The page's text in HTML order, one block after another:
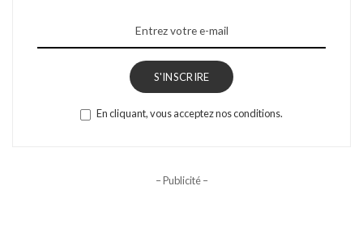
S'INSCRIRE
En cliquant, vous acceptez nos conditions.
– Publicité –